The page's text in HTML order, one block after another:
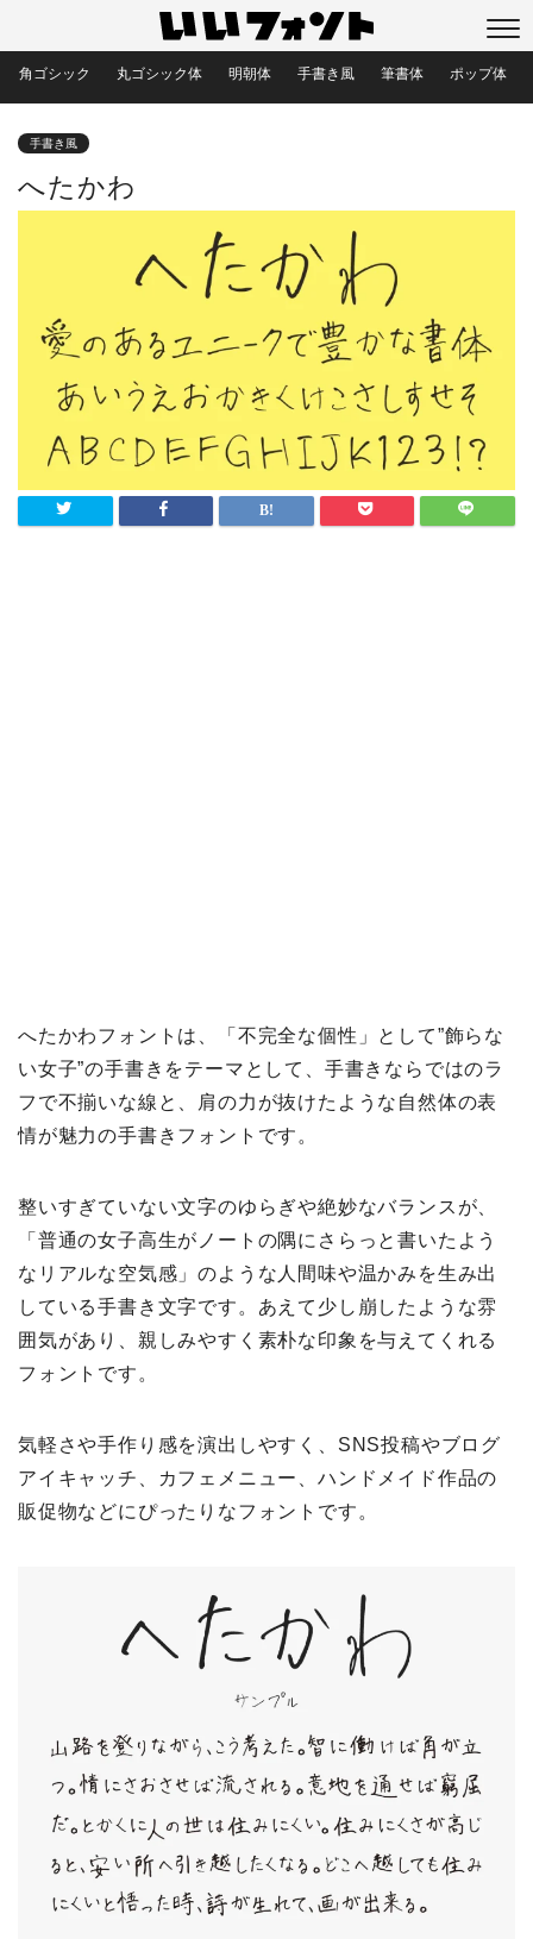
角ゴシック 丸ゴシック体 明朝体 手書き風 筆書体 ポップ体
手書き風
へたかわ
へたかわフォントは、「不完全な個性」として”飾らな
い女子”の手書きをテーマとして、手書きならではのラ
フで不揃いな線と、肩の力が抜けたような自然体の表
情が魅力の手書きフォントです。
整いすぎていない文字のゆらぎや絶妙なバランスが、
「普通の女子高生がノートの隅にさらっと書いたよう
なリアルな空気感」のような人間味や温かみを生み出
している手書き文字です。あえて少し崩したような雰
囲気があり、親しみやすく素朴な印象を与えてくれる
フォントです。
気軽さや手作り感を演出しやすく、SNS投稿やブログ
アイキャッチ、カフェメニュー、ハンドメイド作品の
販促物などにぴったりなフォントです。